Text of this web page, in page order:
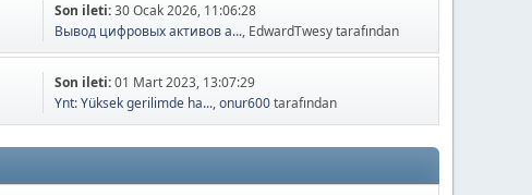
Son ileti:30 Ocak 2026, 11:06:28
Вывод цифровых активов а..., EdwardTwesy tarafından
Son ileti:01 Mart 2023, 13:07:29
Ynt: Yüksek gerilimde ha...,onur600tarafından